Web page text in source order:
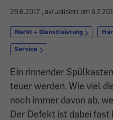
29.6.2017 , aktualisiert am
Markt + Dienstleistung
Service
Ein rinnender
teuer werden. Wie viel
noch immer davon ab,
Der Defekt ist dabei fast